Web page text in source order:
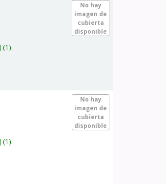
No hay
imagen de
cubierta
disponible
(1).
No hay
imagen de
cubierta
disponible
(1).